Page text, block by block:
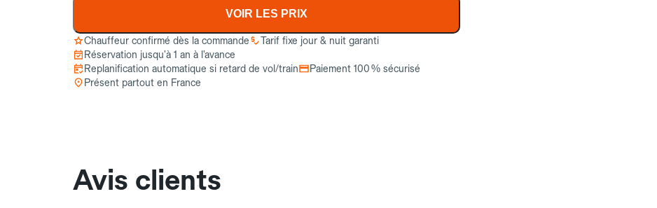
VOIR LES PRIX
Chauffeur confirmé dès la commande
Tarif fixe jour & nuit garanti
Réservation jusqu’à 1 an à l’avance
Replanification automatique si retard de vol/train
Paiement 100 % sécurisé
Présent partout en France
Avis clients